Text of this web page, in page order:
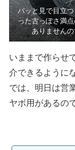
パッと見で目立
った古っぽさ満
ありません
いままで作らせ
介できるように
では、明日は営
ヤボ用があるの